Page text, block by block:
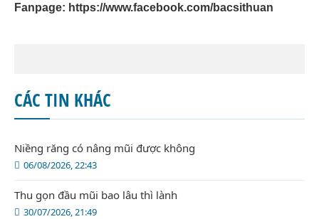
Fanpage: https://www.facebook.com/bacsithuan
CÁC TIN KHÁC
06/08/2026, 22:43
Niềng răng có nâng mũi được không
30/07/2026, 21:49
Thu gọn đầu mũi bao lâu thì lành